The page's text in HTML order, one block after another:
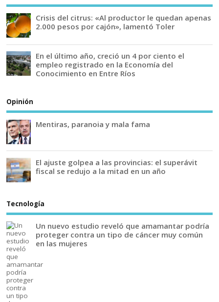
Crisis del citrus: «Al productor le quedan apenas
2.000 pesos por cajón», lamentó Toler
En el último año, creció un 4 por ciento el
empleo registrado en la Economía del
Conocimiento en Entre Ríos
Opinión
Mentiras, paranoia y mala fama
El ajuste golpea a las provincias: el superávit
fiscal se redujo a la mitad en un año
Tecnología
Un nuevo estudio reveló que amamantar podría
proteger contra un tipo de cáncer muy común
en las mujeres